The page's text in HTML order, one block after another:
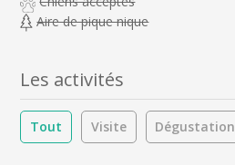
Aire de pique nique
Les activités
Tout Visite Dégustation